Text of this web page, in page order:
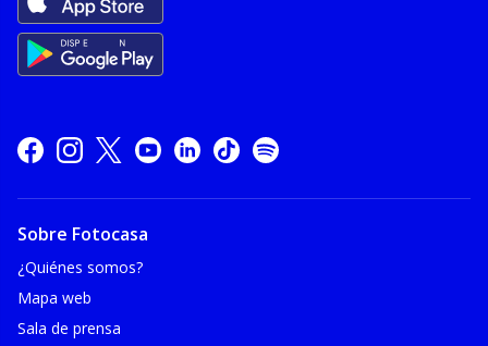
Sobre Fotocasa
¿Quiénes somos?
Mapa web
Sala de prensa